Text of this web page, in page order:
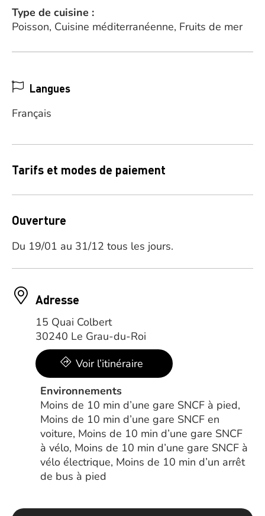
Type de cuisine :
Poisson, Cuisine méditerranéenne, Fruits de mer
Langues
Français
Tarifs et modes de paiement
Ouverture
Du 19/01 au 31/12 tous les jours.
Adresse
15 Quai Colbert
30240 Le Grau-du-Roi
Voir l’itinéraire
Environnements
Moins de 10 min d’une gare SNCF à pied,
Moins de 10 min d’une gare SNCF en
voiture, Moins de 10 min d’une gare SNCF
à vélo, Moins de 10 min d’une gare SNCF à
vélo électrique, Moins de 10 min d’un arrêt
de bus à pied